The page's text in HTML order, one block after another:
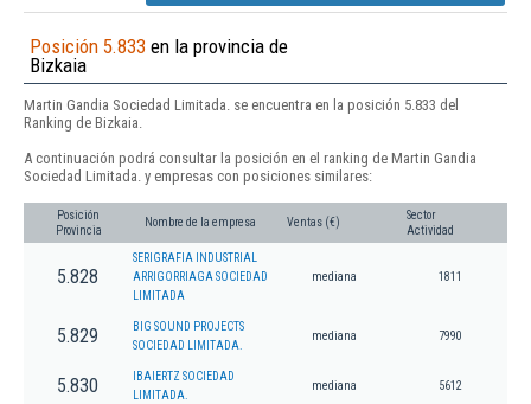
Posición 5.833 en la provincia de
Bizkaia
Martin Gandia Sociedad Limitada. se encuentra en la posición 5.833 del
Ranking de Bizkaia.
A continuación podrá consultar la posición en el ranking de Martin Gandia
Sociedad Limitada. y empresas con posiciones similares:
Posición
Provincia
Nombre de la empresa Ventas (€)
Sector
Actividad
5.828
SERIGRAFIA INDUSTRIAL
ARRIGORRIAGA SOCIEDAD
LIMITADA
mediana 1811
5.829
BIG SOUND PROJECTS
SOCIEDAD LIMITADA.
mediana 7990
5.830
IBAIERTZ SOCIEDAD
LIMITADA.
mediana 5612